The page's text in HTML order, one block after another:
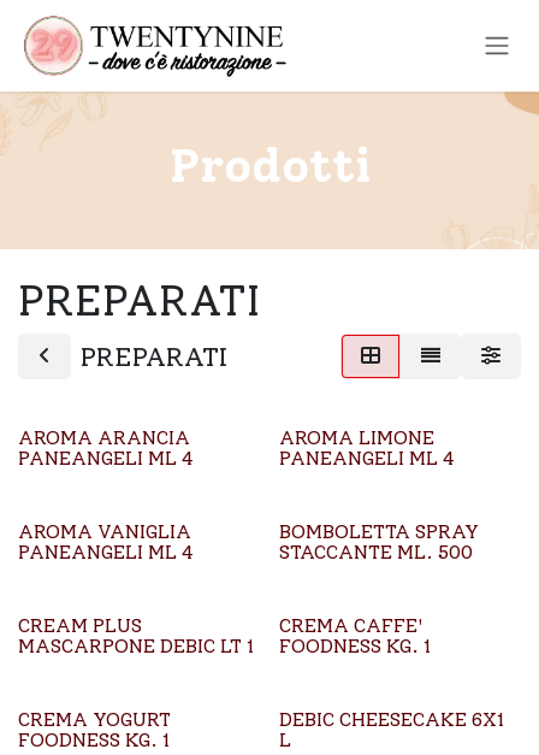
Passa al contenuto
Prodotti
PREPARATI
PREPARATI
AROMA ARANCIA
PANEANGELI ML 4
AROMA LIMONE
PANEANGELI ML 4
AROMA VANIGLIA
PANEANGELI ML 4
BOMBOLETTA SPRAY
STACCANTE ML. 500
CREAM PLUS
MASCARPONE DEBIC LT 1
CREMA CAFFE'
FOODNESS KG. 1
CREMA YOGURT
FOODNESS KG. 1
DEBIC CHEESECAKE 6X1
L